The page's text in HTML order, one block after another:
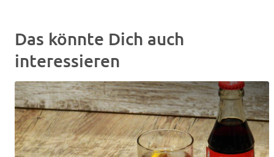
Das könnte Dich auch
interessieren